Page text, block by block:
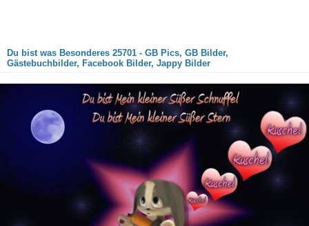
Du bist was Besonderes 25701 - GB Pics, GB Bilder,
Gästebuchbilder, Facebook Bilder, Jappy Bilder